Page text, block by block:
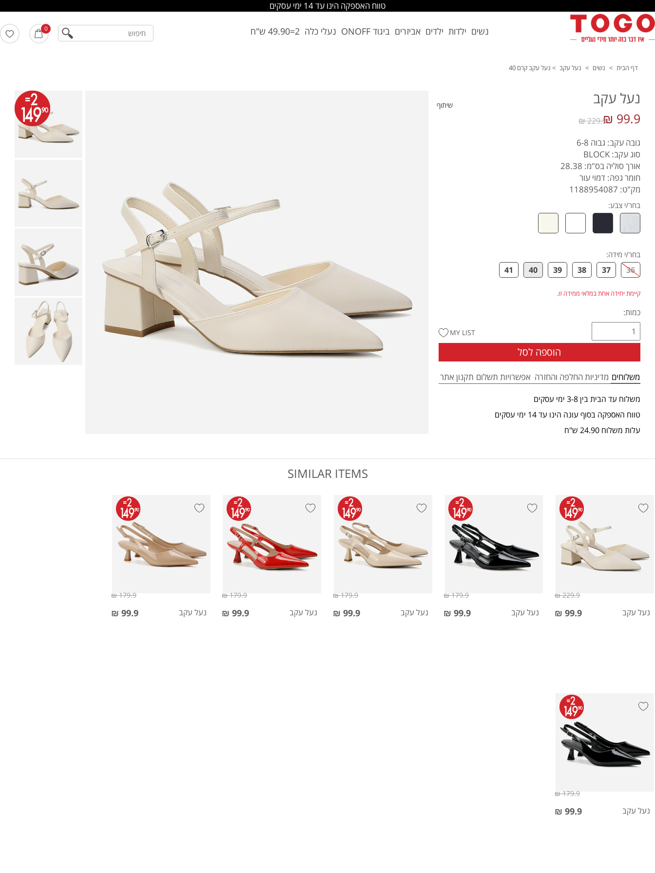
החלפה והחזרה מתבצעת בסניפי הרשת
נשים ילדות ילדים אביזרים ביגוד ONOFF נעלי כלה 2=49.90 ש"ח 0 חיפוש
דף הבית > נשים > נעל עקב > נעל עקב קרם 40
שיתוף נעל עקב
99.9 ₪
229.9 ₪
גובה עקב: גבוה 6-8
סוג עקב: BLOCK
אורך סוליה בס"מ: 28.38
חומר גפה: דמוי עור
מק"ט: 1188954087
בחר/י צבע:
בחר/י מידה:
36
37
38
39
40
41
קיימת יחידה אחת במלאי ממידה זו.
כמות:
הוספה לסל
MY LIST
משלוחים מדיניות החלפה והחזרה אפשרויות תשלום תקנון אתר
משלוח עד הבית בין 3-8 ימי עסקים
טווח האספקה בסוף עונה הינו עד 14 ימי עסקים
עלות משלוח 24.90 ש"ח
SIMILAR ITEMS
נעל עקב 99.9 ₪
229.9 ₪
נעל עקב 99.9 ₪
179.9 ₪
נעל עקב 99.9 ₪
179.9 ₪
נעל עקב 99.9 ₪
179.9 ₪
נעל עקב 99.9 ₪
179.9 ₪
נעל עקב 99.9 ₪
179.9 ₪